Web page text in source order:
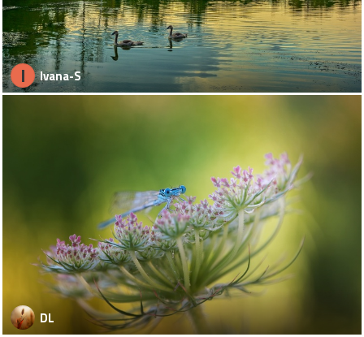
I Ivana-S
DL